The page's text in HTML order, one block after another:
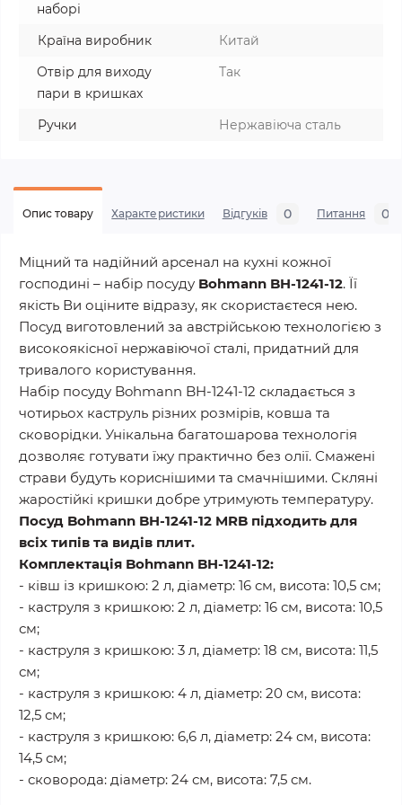
наборі
Країна виробник
Китай
Отвір для виходу
пари в кришках
Так
Ручки Нержавіюча сталь
Опис товару Характеристики Відгуків 0 Питання 0
Міцний та надійний арсенал на кухні кожної
господині – набір посуду Bohmann BH-1241-12. Її
якість Ви оціните відразу, як скористаєтеся нею.
Посуд виготовлений за австрійською технологією з
високоякісної нержавіючої сталі, придатний для
тривалого користування.
Набір посуду Bohmann BH-1241-12 складається з
чотирьох каструль різних розмірів, ковша та
сковорідки. Унікальна багатошарова технологія
дозволяє готувати їжу практично без олії. Смажені
страви будуть кориснішими та смачнішими. Скляні
жаростійкі кришки добре утримують температуру.
Посуд Bohmann BH-1241-12 MRB підходить для
всіх типів та видів плит.
Комплектація Bohmann BH-1241-12:
- ківш із кришкою: 2 л, діаметр: 16 см, висота: 10,5 см;
- каструля з кришкою: 2 л, діаметр: 16 см, висота: 10,5
см;
- каструля з кришкою: 3 л, діаметр: 18 см, висота: 11,5
см;
- каструля з кришкою: 4 л, діаметр: 20 см, висота:
12,5 см;
- каструля з кришкою: 6,6 л, діаметр: 24 см, висота:
14,5 см;
- сковорода: діаметр: 24 см, висота: 7,5 см.